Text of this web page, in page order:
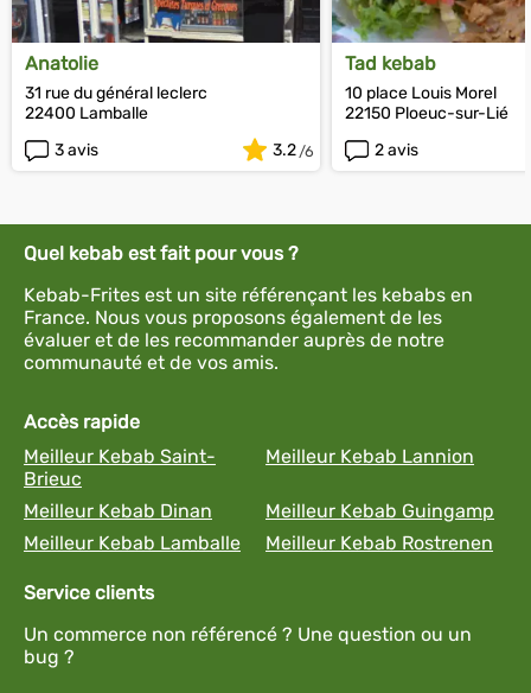
Anatolie
31 rue du général leclerc
22400 Lamballe
3 avis
3.2
Tad kebab
10 place Louis Morel
22150 Ploeuc-sur-Lié
2 avis
Quel kebab est fait pour vous ?
Kebab-Frites est un site référençant les kebabs en
France. Nous vous proposons également de les
évaluer et de les recommander auprès de notre
communauté et de vos amis.
Accès rapide
Meilleur Kebab Saint-
Brieuc
Meilleur Kebab Lannion
Meilleur Kebab Dinan
Meilleur Kebab Guingamp
Meilleur Kebab Lamballe
Meilleur Kebab Rostrenen
Service clients
Un commerce non référencé ? Une question ou un
bug ?